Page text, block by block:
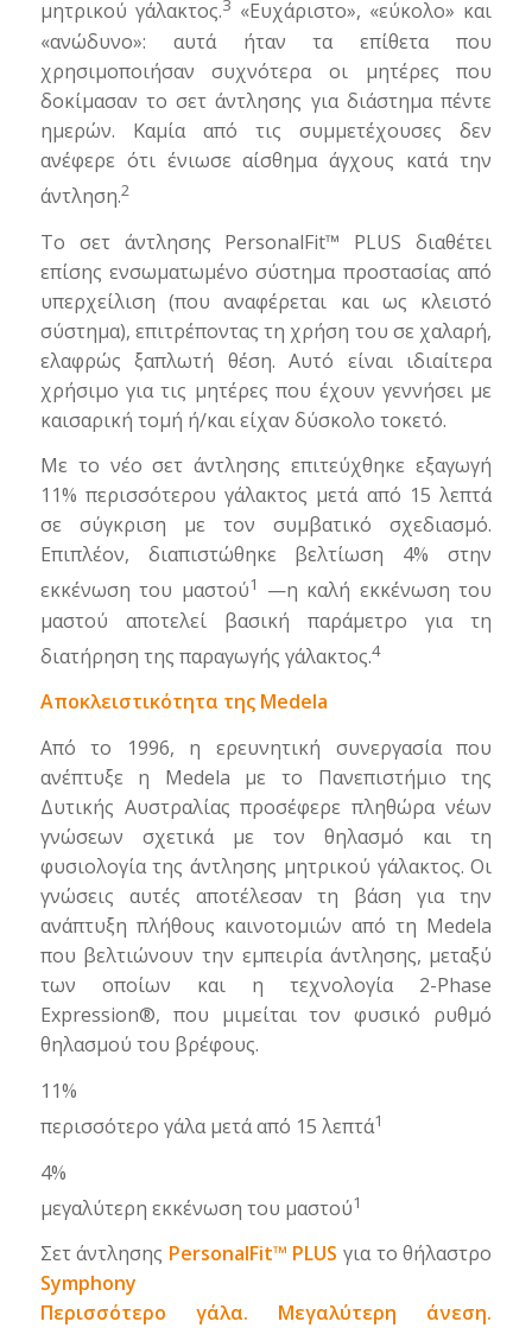
μητρικού γάλακτος.3 «Ευχάριστο», «εύκολο» και
«ανώδυνο»: αυτά ήταν τα επίθετα που
χρησιμοποιήσαν συχνότερα οι μητέρες που
δοκίμασαν το σετ άντλησης για διάστημα πέντε
ημερών. Καμία από τις συμμετέχουσες δεν
ανέφερε ότι ένιωσε αίσθημα άγχους κατά την
άντληση.2
Το σετ άντλησης PersonalFit™ PLUS διαθέτει
επίσης ενσωματωμένο σύστημα προστασίας από
υπερχείλιση (που αναφέρεται και ως κλειστό
σύστημα), επιτρέποντας τη χρήση του σε χαλαρή,
ελαφρώς ξαπλωτή θέση. Αυτό είναι ιδιαίτερα
χρήσιμο για τις μητέρες που έχουν γεννήσει με
καισαρική τομή ή/και είχαν δύσκολο τοκετό.
Με το νέο σετ άντλησης επιτεύχθηκε εξαγωγή
11% περισσότερου γάλακτος μετά από 15 λεπτά
σε σύγκριση με τον συμβατικό σχεδιασμό.
Επιπλέον, διαπιστώθηκε βελτίωση 4% στην
εκκένωση του μαστού1
—η καλή εκκένωση του
μαστού αποτελεί βασική παράμετρο για τη
διατήρηση της παραγωγής γάλακτος.4
Αποκλειστικότητα της Medela
Από το 1996, η ερευνητική συνεργασία που
ανέπτυξε η Medela με το Πανεπιστήμιο της
Δυτικής Αυστραλίας προσέφερε πληθώρα νέων
γνώσεων σχετικά με τον θηλασμό και τη
φυσιολογία της άντλησης μητρικού γάλακτος. Οι
γνώσεις αυτές αποτέλεσαν τη βάση για την
ανάπτυξη πλήθους καινοτομιών από τη Medela
που βελτιώνουν την εμπειρία άντλησης, μεταξύ
των οποίων και η τεχνολογία 2-Phase
Expression®, που μιμείται τον φυσικό ρυθμό
θηλασμού του βρέφους.
11%
περισσότερο γάλα μετά από 15 λεπτά1
4%
μεγαλύτερη εκκένωση του μαστού1
Σετ άντλησης PersonalFit™ PLUS για το θήλαστρο
Symphony
Περισσότερο γάλα. Μεγαλύτερη άνεση.